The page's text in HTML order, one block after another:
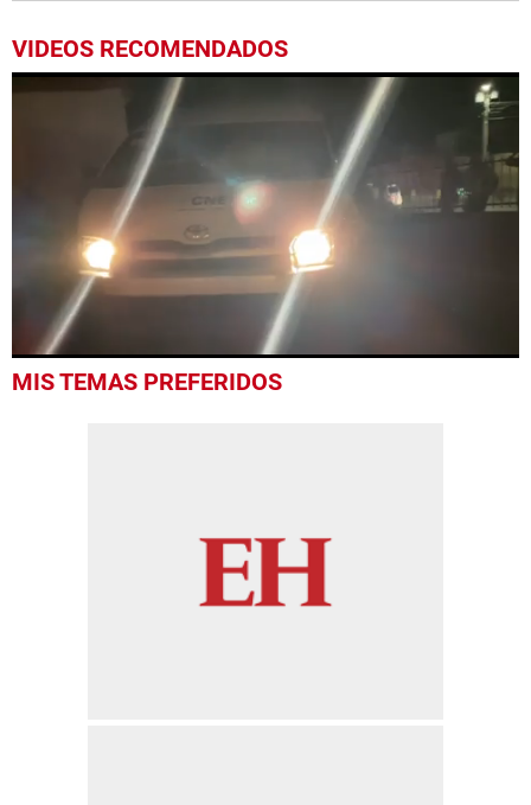
VIDEOS RECOMENDADOS
seconds
MIS TEMAS PREFERIDOS